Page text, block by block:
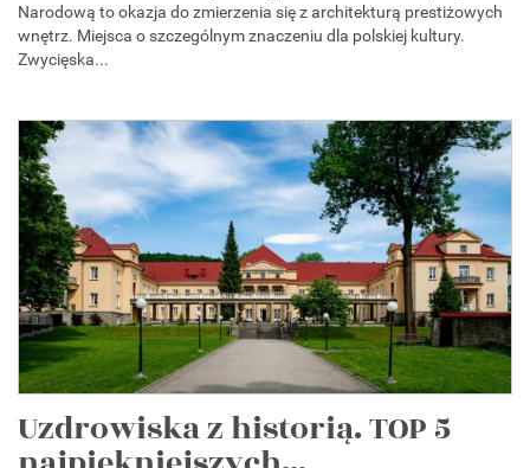
Narodową to okazja do zmierzenia się z architekturą prestiżowych
wnętrz. Miejsca o szczególnym znaczeniu dla polskiej kultury.
Zwycięska...
Uzdrowiska z historią. TOP 5